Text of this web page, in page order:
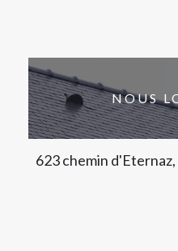
NOUS
623 chemin